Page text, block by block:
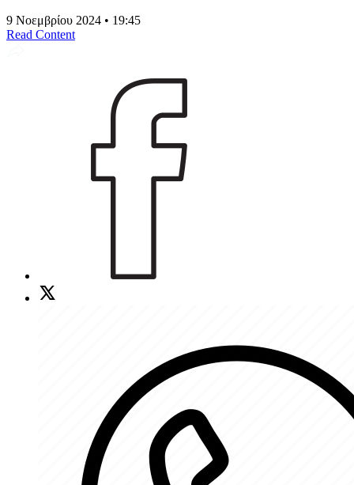
9 Νοεμβρίου 2024 • 19:45
Read Content